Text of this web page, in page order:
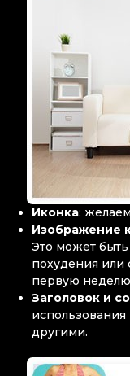
Иконка:
Изображение
Это может
похудения или
первую неделю
Заголовок и
другими.